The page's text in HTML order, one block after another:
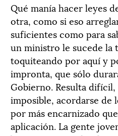
Qué manía hacer leyes
otra, como si eso
suficientes como para
un ministro le sucede la
toquiteando por aquí y
impronta, que sólo
Gobierno. Resulta
imposible, acordarse de
por más encarnizado
aplicación. La gente